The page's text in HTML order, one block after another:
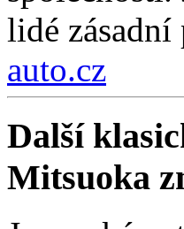
lidé zásadní
auto.cz
Další
Mitsuoka